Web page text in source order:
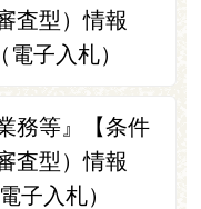
査型）情報
子入札）
務等』【条件
査型）情報
子入札）